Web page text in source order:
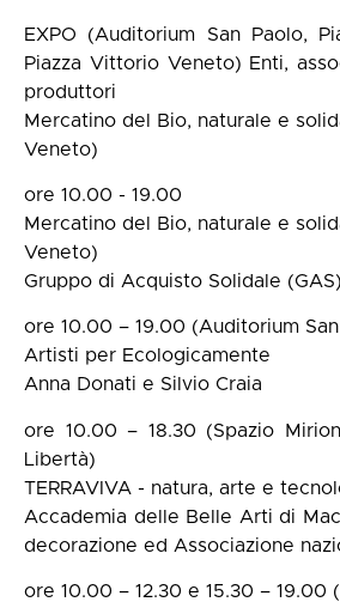
EXPO (Auditorium San Paolo,
Piazza Vittorio Veneto) Enti,
produttori
Mercatino del Bio, naturale e
Veneto)
ore 10.00 - 19.00
Mercatino del Bio, naturale e
Veneto)
Gruppo di Acquisto Solidale
ore 10.00 – 19.00 (Auditorium
Artisti per Ecologicamente
Anna Donati e Silvio Craia
ore 10.00 – 18.30 (Spazio
Libertà)
TERRAVIVA - natura, arte e
Accademia delle Belle Arti di
decorazione ed Associazione
ore 10.00 – 12.30 e 15.30 – 19.00